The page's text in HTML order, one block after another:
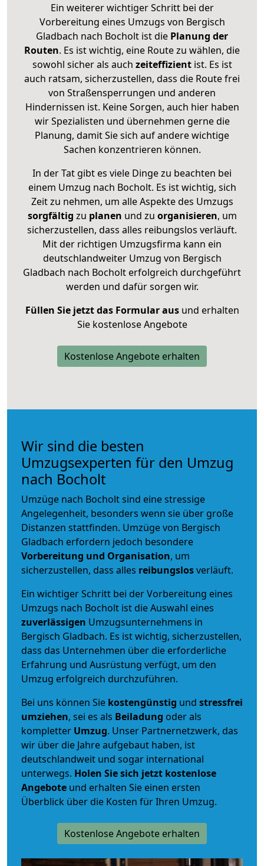
Ein weiterer wichtiger Schritt bei der
Vorbereitung eines Umzugs von Bergisch
Gladbach nach Bocholt ist die Planung der
Routen. Es ist wichtig, eine Route zu wählen, die
sowohl sicher als auch zeiteffizientist. Es ist
auch ratsam, sicherzustellen, dass die Route frei
von Straßensperrungen und anderen
Hindernissen ist. Keine Sorgen, auch hier haben
wir Spezialisten und übernehmen gerne die
Planung, damit Sie sich auf andere wichtige
Sachen konzentrieren können.
In der Tat gibt es viele Dinge zu beachten bei
einem Umzug nach Bocholt. Es ist wichtig, sich
Zeit zu nehmen, um alle Aspekte des Umzugs
sorgfältig zu planen und zu organisieren, um
sicherzustellen, dass alles reibungslos verläuft.
Mit der richtigen Umzugsfirma kann ein
deutschlandweiter Umzug von Bergisch
Gladbach nach Bocholt erfolgreich durchgeführt
werden und dafür sorgen wir.
Füllen Sie jetzt das Formular ausund erhalten
Sie kostenlose Angebote
Kostenlose Angebote erhalten
Wir sind die besten
Umzugsexperten für den Umzug
nach Bocholt
Umzüge nach Bocholt sind eine stressige
Angelegenheit, besonders wenn sie über große
Distanzen stattfinden. Umzüge von Bergisch
Gladbach erfordern jedoch besondere
Vorbereitung und Organisation, um
sicherzustellen, dass alles reibungslosverläuft.
Ein wichtiger Schritt bei der Vorbereitung eines
Umzugs nach Bocholt ist die Auswahl eines
zuverlässigen Umzugsunternehmens in
Bergisch Gladbach. Es ist wichtig, sicherzustellen,
dass das Unternehmen über die erforderliche
Erfahrung und Ausrüstung verfügt, um den
Umzug erfolgreich durchzuführen.
Bei uns können Sie kostengünstig und stressfrei
umziehen, sei es als Beiladung oder als
kompletter Umzug. Unser Partnernetzwerk, das
wir über die Jahre aufgebaut haben, ist
deutschlandweit und sogar international
unterwegs. Holen Sie sich jetzt kostenlose
Angebote und erhalten Sie einen ersten
Überblick über die Kosten für Ihren Umzug.
Kostenlose Angebote erhalten